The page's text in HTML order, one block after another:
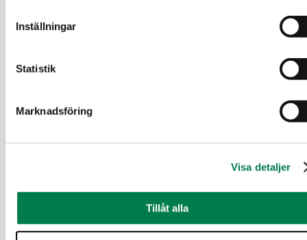
Inställningar
Statistik
Marknadsföring
Visa detaljer
Tillåt alla
80 000 €